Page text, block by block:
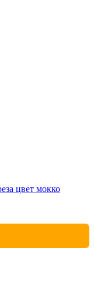
цвет мокко